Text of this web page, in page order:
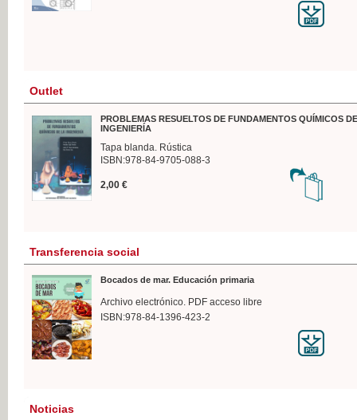
Outlet
PROBLEMAS RESUELTOS DE FUNDAMENTOS QUÍMICOS
INGENIERÍA
Tapa blanda. Rústica
ISBN:978-84-9705-088-3
2,00 €
Transferencia social
Bocados de mar. Educación primaria
Archivo electrónico. PDF acceso libre
ISBN:978-84-1396-423-2
Noticias